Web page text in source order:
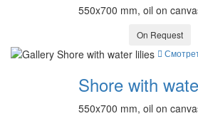
550x700 mm, oil on
On Request
Shore with
550x700 mm, oil on